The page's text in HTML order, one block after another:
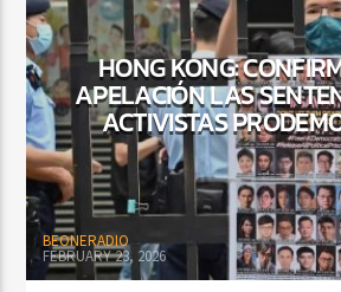
CURRENT SHOW
FREE STYLE
7:00 PM 9:00 PM
HONG KONG:
APELACIÓN LAS
ACTIVISTAS
BEONERADIO
FEBRUARY 23, 2026